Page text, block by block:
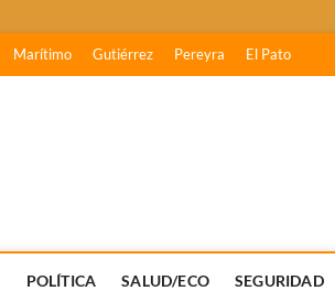
Marítimo Gutiérrez Pereyra El Pato
POLÍTICA SALUD/ECO SEGURIDAD